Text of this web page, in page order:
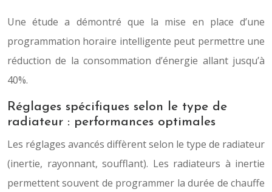
Une étude a démontré que la mise en place d’une
programmation horaire intelligente peut permettre une
réduction de la consommation d’énergie allant jusqu’à
40%.
Réglages spécifiques selon le type de
radiateur : performances optimales
Les réglages avancés diffèrent selon le type de radiateur
(inertie, rayonnant, soufflant). Les radiateurs à inertie
permettent souvent de programmer la durée de chauffe